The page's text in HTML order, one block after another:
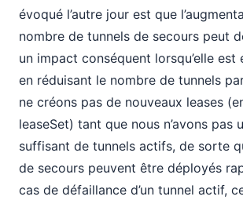
évoqué l’autre jour est que
nombre de tunnels de secours peut
un impact conséquent lorsqu’elle
en réduisant le nombre de tunnels
ne créons pas de nouveaux leases
leaseSet) tant que nous n’avons pas
suffisant de tunnels actifs, de sorte
de secours peuvent être déployés
cas de défaillance d’un tunnel actif,